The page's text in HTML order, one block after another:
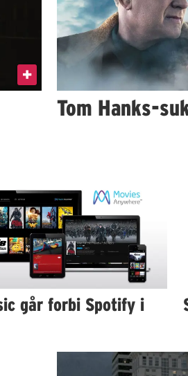
Tom Hanks-
går forbi Spotify i